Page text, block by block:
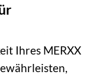
Ihres MERXX